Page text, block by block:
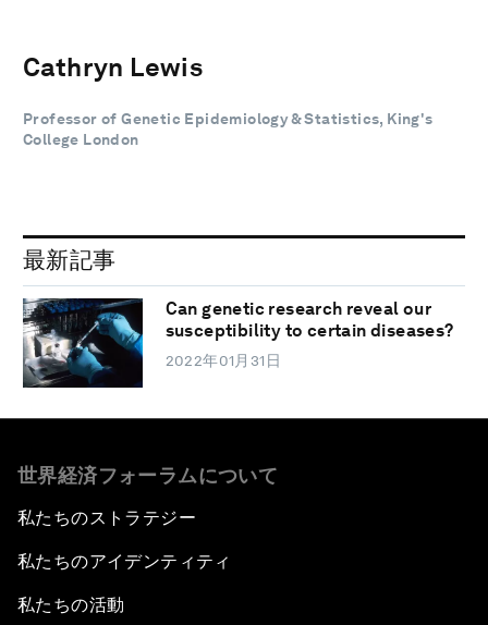
Cathryn Lewis
Professor of Genetic Epidemiology & Statistics, King's
College London
最新記事
Can genetic research reveal our
susceptibility to certain diseases?
2022年01月31日
世界経済フォーラムについて
私たちのストラテジー
私たちのアイデンティティ
私たちの活動